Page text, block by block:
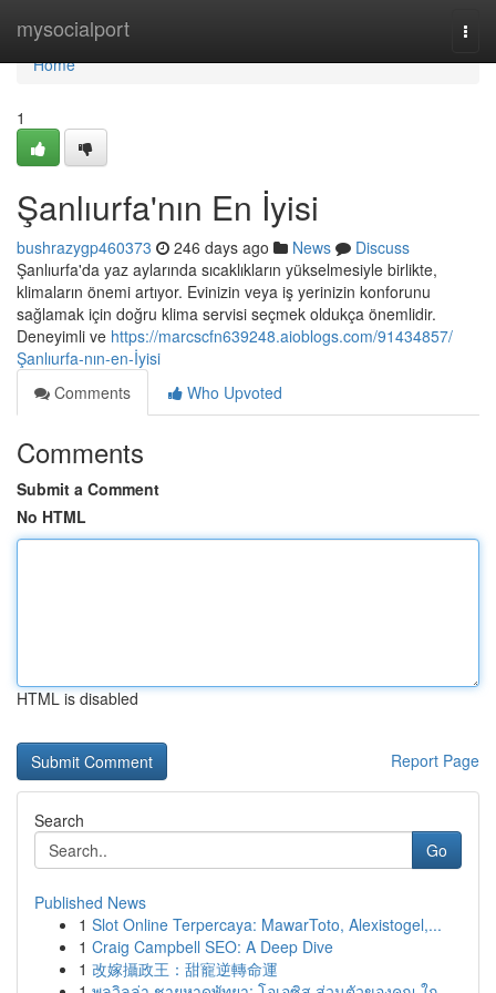
mysocialport
Home
Home
1
Şanlıurfa'nın En İyisi
bushrazygp460373 246 days ago News
Discuss
Şanlıurfa'da yaz aylarında sıcaklıkların yükselmesiyle birlikte,
klimaların önemi artıyor. Evinizin veya iş yerinizin konforunu
sağlamak için doğru klima servisi seçmek oldukça önemlidir.
Deneyimli ve https://marcscfn639248.aioblogs.com/91434857/
Şanlıurfa-nın-en-İyisi
Comments
Who Upvoted
Comments
Submit a Comment
No HTML
HTML is disabled
Report Page
Search
Go
Published News
1 Slot Online Terpercaya: MawarToto, Alexistogel,...
1 Craig Campbell SEO: A Deep Dive
1 改嫁攝政王：甜寵逆轉命運